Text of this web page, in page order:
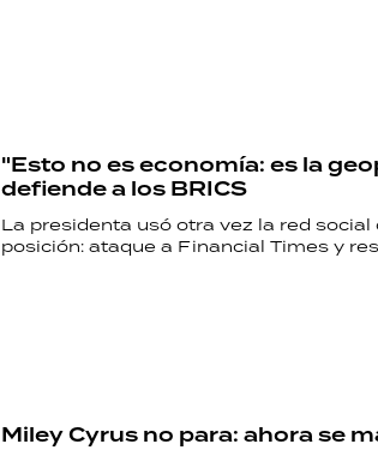
"Esto no es economía: es la
defiende a los BRICS
La presidenta usó otra vez la red
posición: ataque a Financial Times y
Miley Cyrus no para: ahora se